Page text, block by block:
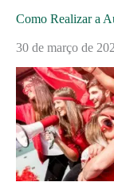
Como Realizar a
30 de março de